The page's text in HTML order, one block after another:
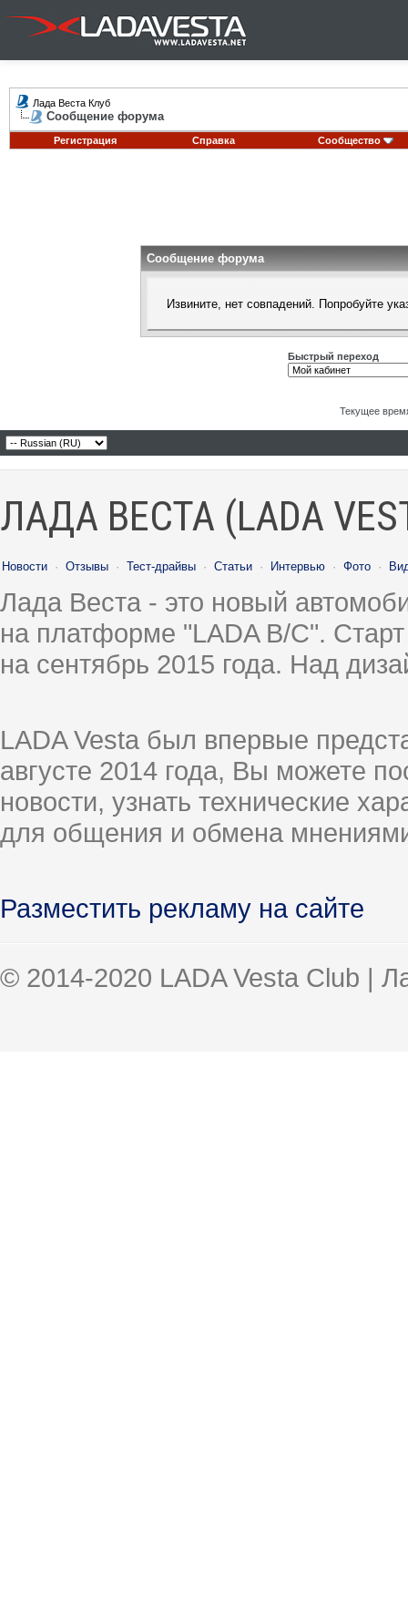
Лада Веста Клуб
Сообщение форума
Регистрация Справка Сообщество
Сообщение форума
Извините, нет совпадений. Попробуйте
Быстрый переход
Текущее
ЛАДА ВЕСТА (LADA
Новости · Отзывы · Тест-драйвы · Статьи · Интервью · Фото ·
Лада Веста - это новый
на платформе "LADA B/C".
на сентябрь 2015 года. Над
LADA Vesta был впервые
августе 2014 года, Вы можете
новости, узнать технические
для общения и обмена
Разместить рекламу на сайте
© 2014-2020 LADA Vesta Club |